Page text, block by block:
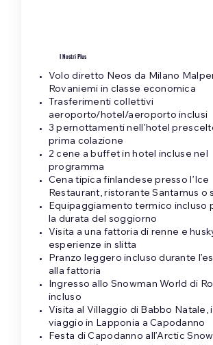
I Nostri Plus
Volo diretto Neos da Milano
Rovaniemi in classe economica
Trasferimenti collettivi
aeroporto/hotel/aeroporto inclusi
3 pernottamenti nell’hotel
prima colazione
2 cene a buffet in hotel incluse nel
programma
Cena tipica finlandese presso l’Ice
Restaurant, ristorante Santamus o
Equipaggiamento termico incluso
la durata del soggiorno
Visita a una fattoria di renne e
esperienze in slitta
Pranzo leggero incluso durante
alla fattoria
Ingresso allo Snowman World di
incluso
Visita al Villaggio di Babbo Natale,
viaggio in Lapponia a Capodanno
Festa di Capodanno all’Arctic